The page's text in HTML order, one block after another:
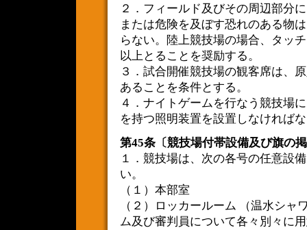
２．フィールド及びその周辺部分
または危険を及ぼす恐れのある物
らない。陸上競技場の場合、タッ
以上とることを奨励する。
３．試合開催競技場の観客席は、
あることを条件とする。
４．ナイトゲームを行なう競技場
を持つ照明装置を設置しなければ
第45条〔競技場付帯設備及び旗の
１．競技場は、次の各号の任意設
い。
（１）本部室
（２）ロッカールーム （温水シ
ム及び審判員について各々別々に